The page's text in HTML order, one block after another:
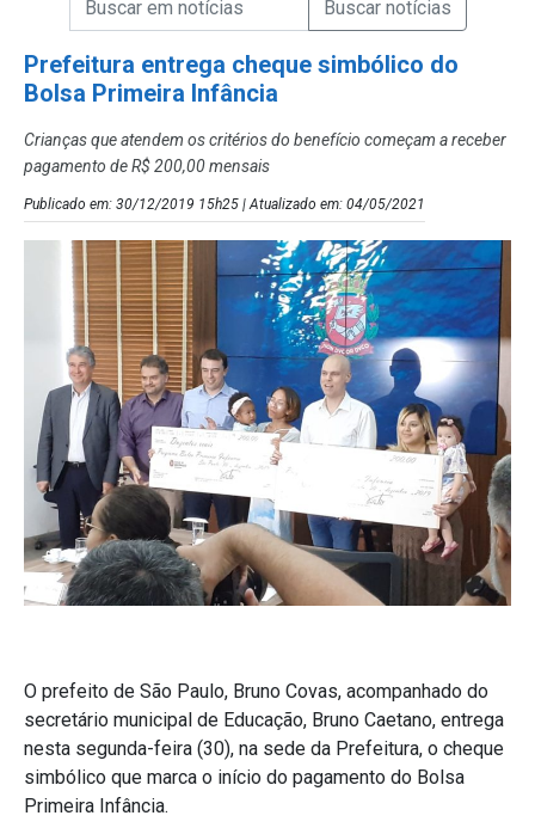
Prefeitura entrega cheque simbólico do
Bolsa Primeira Infância
Crianças que atendem os critérios do benefício começam a receber
pagamento de R$ 200,00 mensais
Publicado em: 30/12/2019 15h25 | Atualizado em: 04/05/2021
O prefeito de São Paulo, Bruno Covas, acompanhado do
secretário municipal de Educação, Bruno Caetano, entrega
nesta segunda-feira (30), na sede da Prefeitura, o cheque
simbólico que marca o início do pagamento do Bolsa
Primeira Infância.